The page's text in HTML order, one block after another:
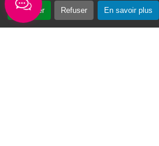
Accepter Refuser En savoir plus
Envoyer un